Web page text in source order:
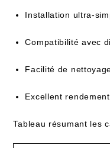
Installation ultra-
Compatibilité avec
Facilité de
Excellent
Tableau résumant les